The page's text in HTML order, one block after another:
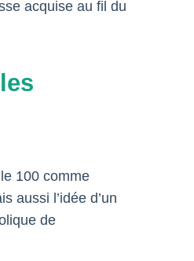
acquise au fil du
100 comme
aussi l’idée d’un
de